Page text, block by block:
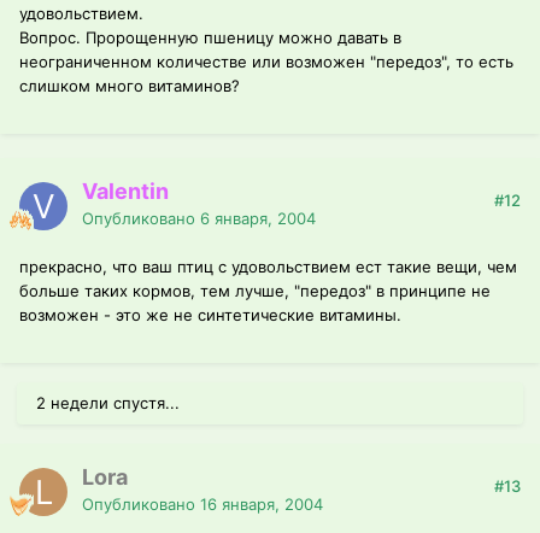
удовольствием.
Вопрос. Пророщенную пшеницу можно давать в
неограниченном количестве или возможен "передоз", то есть
слишком много витаминов?
Valentin
Опубликовано 6 января, 2004
#12
прекрасно, что ваш птиц с удовольствием ест такие вещи, чем
больше таких кормов, тем лучше, "передоз" в принципе не
возможен - это же не синтетические витамины.
2 недели спустя...
Lora
Опубликовано 16 января, 2004
#13